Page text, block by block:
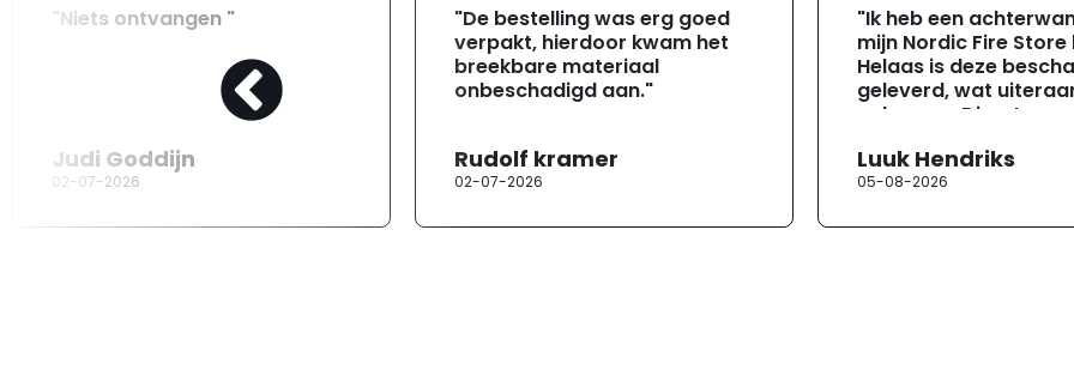
"Niets ontvangen "
Judi Goddijn
02-07-2026
"De bestelling was erg goed
verpakt, hierdoor kwam het
breekbare materiaal
onbeschadigd aan."
Rudolf kramer
02-07-2026
"Ik heb een
mijn Nordic Fire
Helaas is deze
geleverd, wat
gebeuren. Direct na
opgenomen met de
klantenservice. Helaas
erg moeizaam;
Luuk Hendriks
05-08-2026